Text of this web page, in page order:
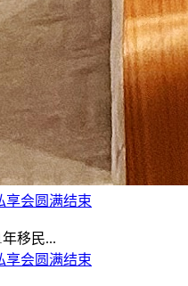
享会圆满结束
移民...
享会圆满结束